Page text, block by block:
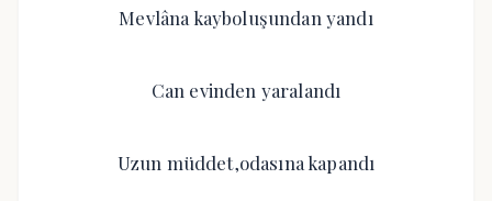
Mevlâna kayboluşundan yandı
Can evinden yaralandı
Uzun müddet,odasına kapandı